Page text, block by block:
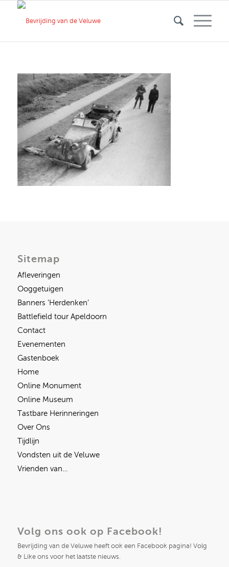
Sitemap
Afleveringen
Ooggetuigen
Banners ‘Herdenken’
Battlefield tour Apeldoorn
Contact
Evenementen
Gastenboek
Home
Online Monument
Online Museum
Tastbare Herinneringen
Over Ons
Tijdlijn
Vondsten uit de Veluwe
Vrienden van…
Volg ons ook op Facebook!
Bevrijding van de Veluwe heeft ook een Facebook pagina! Volg
& Like ons voor het laatste nieuws.